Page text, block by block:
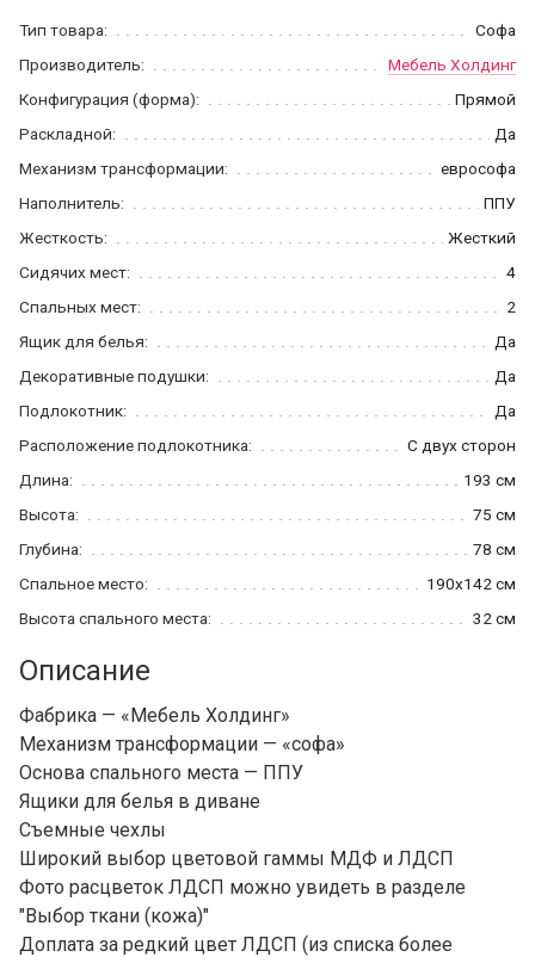
Тип товара:
Софа
Производитель:
Мебель Холдинг
Конфигурация (форма):
Прямой
Раскладной:
Да
Механизм трансформации:
еврософа
Наполнитель:
ППУ
Жесткость:
Жесткий
Сидячих мест:
4
Спальных мест:
2
Ящик для белья:
Да
Декоративные подушки:
Да
Подлокотник:
Да
Расположение подлокотника:
С двух сторон
Длина:
193 см
Высота:
75 см
Глубина:
78 см
Спальное место:
190x142 см
Высота спального места:
32 см
Описание
Фабрика — «Мебель Холдинг»
Механизм трансформации — «софа»
Основа спального места — ППУ
Ящики для белья в диване
Съемные чехлы
Широкий выбор цветовой гаммы МДФ и ЛДСП
Фото расцветок ЛДСП можно увидеть в разделе
"Выбор ткани (кожа)"
Доплата за редкий цвет ЛДСП (из списка более